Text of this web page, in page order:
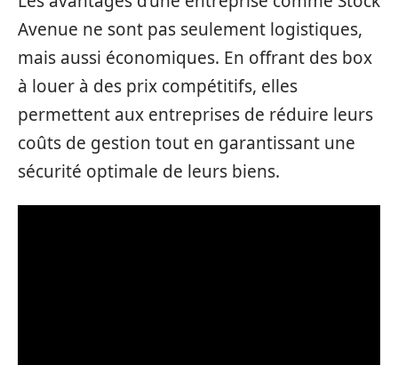
Avenue ne sont pas seulement logistiques,
mais aussi économiques. En offrant des box
à louer à des prix compétitifs, elles
permettent aux entreprises de réduire leurs
coûts de gestion tout en garantissant une
sécurité optimale de leurs biens.